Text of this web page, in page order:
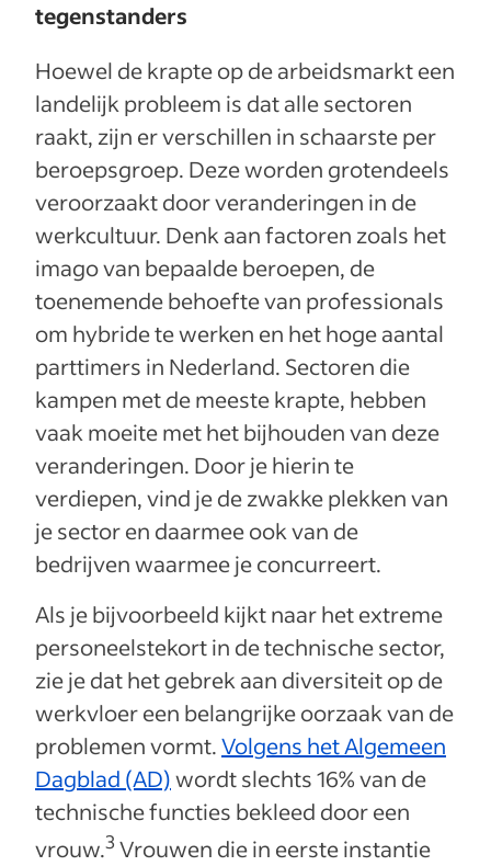
tegenstanders
Hoewel de krapte op de arbeidsmarkt een
landelijk probleem is dat alle sectoren
raakt, zijn er verschillen in schaarste per
beroepsgroep. Deze worden grotendeels
veroorzaakt door veranderingen in de
werkcultuur. Denk aan factoren zoals het
imago van bepaalde beroepen, de
toenemende behoefte van professionals
om hybride te werken en het hoge aantal
parttimers in Nederland. Sectoren die
kampen met de meeste krapte, hebben
vaak moeite met het bijhouden van deze
veranderingen. Door je hierin te
verdiepen, vind je de zwakke plekken van
je sector en daarmee ook van de
bedrijven waarmee je concurreert.
Als je bijvoorbeeld kijkt naar het extreme
personeelstekort in de technische sector,
zie je dat het gebrek aan diversiteit op de
werkvloer een belangrijke oorzaak van de
problemen vormt.Volgens het Algemeen
Dagblad (AD)wordt slechts 16% van de
technische functies bekleed door een
vrouw.3 Vrouwen die in eerste instantie